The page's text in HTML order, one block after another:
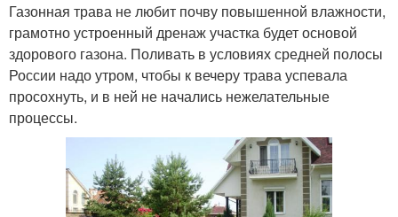
Газонная трава не любит почву повышенной влажности,
грамотно устроенный дренаж участка будет основой
здорового газона. Поливать в условиях средней полосы
России надо утром, чтобы к вечеру трава успевала
просохнуть, и в ней не начались нежелательные
процессы.